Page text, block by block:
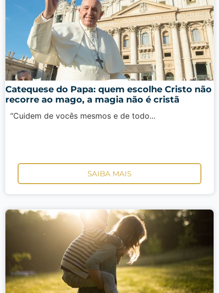
Catequese do Papa: quem escolhe Cristo não
recorre ao mago, a magia não é cristã
“Cuidem de vocês mesmos e de todo...
SAIBA MAIS